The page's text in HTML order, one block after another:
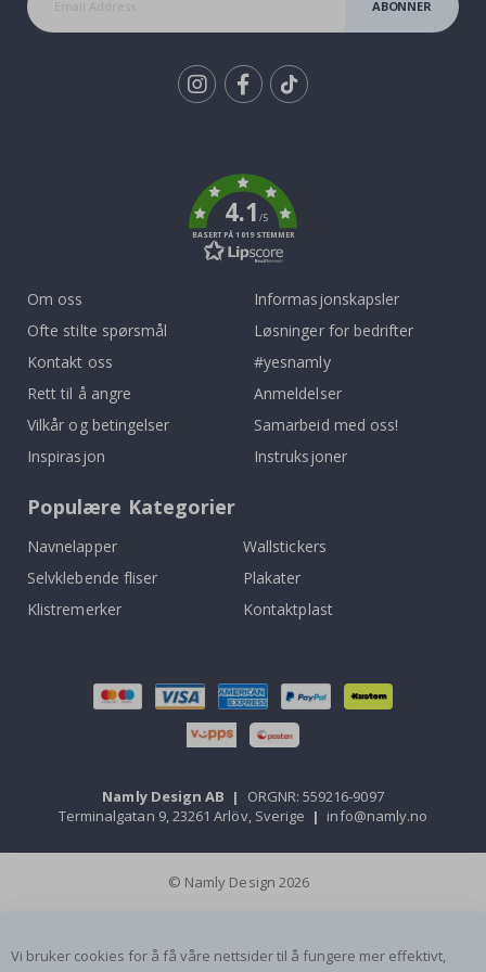
ABONNER
4.1/5
BASERT PÅ 1019 STEMMER
Om oss
Ofte stilte spørsmål
Kontakt oss
Rett til å angre
Vilkår og betingelser
Inspirasjon
Informasjonskapsler
Løsninger for bedrifter
#yesnamly
Anmeldelser
Samarbeid med oss!
Instruksjoner
Populære Kategorier
Navnelapper
Wallstickers
Selvklebende fliser
Plakater
Klistremerker
Kontaktplast
Namly Design AB |
ORGNR: 559216-9097
Terminalgatan 9, 23261 Arlöv, Sverige | info@namly.no
© Namly Design 2026
Vi bruker cookies for å få våre nettsider til å fungere mer effektivt,